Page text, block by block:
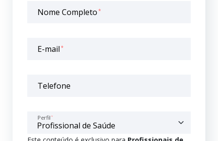
Nome Completo*
E-mail*
Telefone
Perfil*